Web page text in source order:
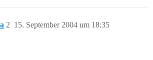
15. September 2004 um 18:35
2